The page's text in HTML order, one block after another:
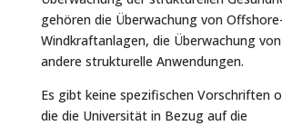
gehören die Überwachung von Offshore-
Windkraftanlagen, die Überwachung
andere strukturelle Anwendungen.
Es gibt keine spezifischen Vorschriften
die die Universität in Bezug auf die